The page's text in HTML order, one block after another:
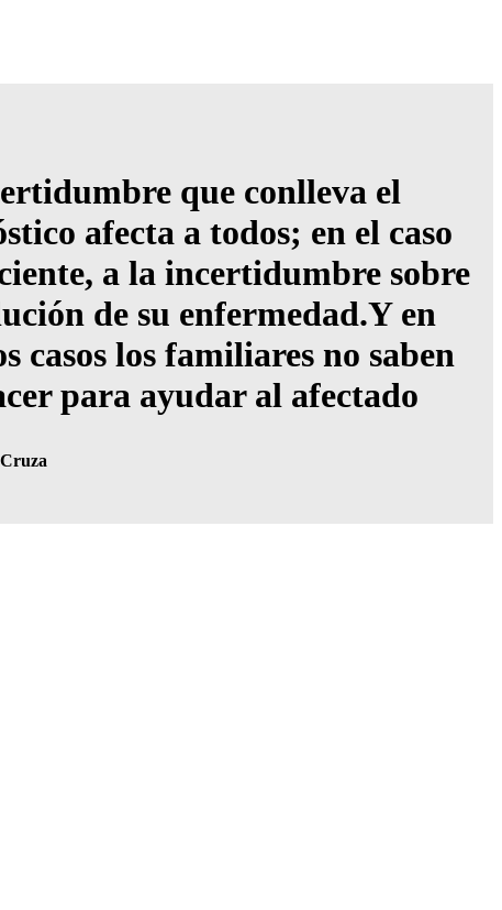
que conlleva el
afecta a todos; en el caso
a la incertidumbre sobre
de su enfermedad.Y en
casos los familiares no saben
para ayudar al afectado